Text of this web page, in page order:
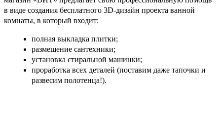
в виде создания бесплатного 3D-дизайн проекта ванной
комнаты, в который входит:
полная выкладка плитки;
размещение сантехники;
установка стиральной машинки;
проработка всех деталей (поставим даже тапочки и
развесим полотенца!).